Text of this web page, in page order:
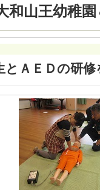
山王幼稚園
とＡＥＤの研